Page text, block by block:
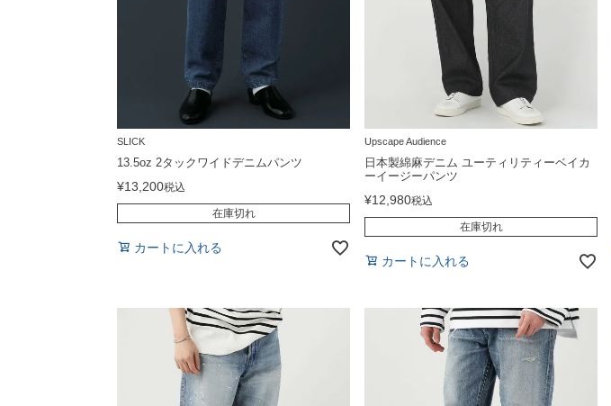
SLICK
13.5oz 2タックワイドデニムパンツ
¥13,200税込
在庫切れ
カートに入れる
Upscape Audience
日本製綿麻デニム ユーティリティーベイカ
ーイージーパンツ
¥12,980税込
在庫切れ
カートに入れる